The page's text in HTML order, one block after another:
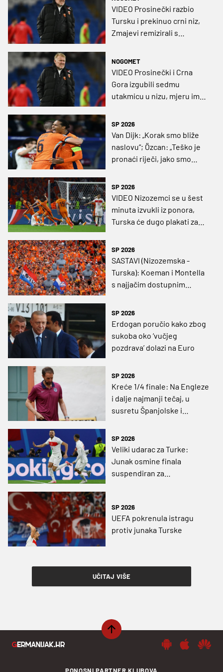
VIDEO Prosinečki razbio
Tursku i prekinuo crni niz,
Zmajevi remizirali s
NOGOMET
VIDEO Prosinečki i Crna
Gora izgubili sedmu
utakmicu u nizu, mjeru im
SP 2026
Van Dijk: „Korak smo bliže
naslovu“; Özcan: „Teško je
pronaći riječi, jako smo
SP 2026
VIDEO Nizozemci se u šest
minuta izvukli iz ponora,
Turska će dugo plakati za
SP 2026
SASTAVI (Nizozemska -
Turska): Koeman i Montella
s najjačim dostupnim
SP 2026
Erdogan poručio kako zbog
sukoba oko ‘vučjeg
pozdrava’ dolazi na Euro
SP 2026
Kreće 1/4 finale: Na Engleze
i dalje najmanji tečaj, u
susretu Španjolske i
SP 2026
Veliki udarac za Turke:
Junak osmine finala
suspendiran za
SP 2026
UEFA pokrenula istragu
protiv junaka Turske
UČITAJ VIŠE